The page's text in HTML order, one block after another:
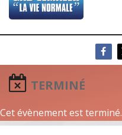
TERMINÉ
Cet évènement est terminé.